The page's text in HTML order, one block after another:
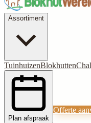
Assortiment
TuinhuizenBlokhutten
Plan afspraak
Offerte